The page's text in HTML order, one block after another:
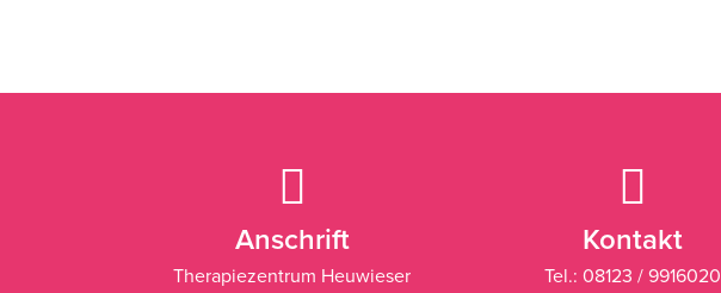
Anschrift
Therapiezentrum Heuwieser
Kontakt
Tel.: 08123 / 9916020